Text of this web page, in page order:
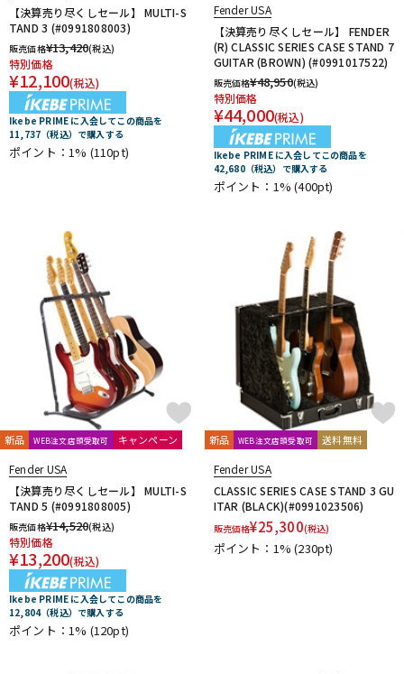
【決算売り尽くしセール】 MULTI-S
TAND 3 (#0991808003)
販売価格¥13,420(税込)
特別価格
¥12,100(税込)
Ikebe PRIME に入会してこの商品を
11,737（税込）で購入する
ポイント：1% (110pt)
Fender USA
【決算売り尽くしセール】 FENDER
(R) CLASSIC SERIES CASE STAND 7
GUITAR (BROWN) (#0991017522)
販売価格¥48,950(税込)
特別価格
¥44,000(税込)
Ikebe PRIME に入会してこの商品を
42,680（税込）で購入する
ポイント：1%(400pt)
新品 WEB注文店頭受取可 キャンペーン
Fender USA
【決算売り尽くしセール】 MULTI-S
TAND 5 (#0991808005)
販売価格¥14,520(税込)
特別価格
¥13,200(税込)
Ikebe PRIME に入会してこの商品を
12,804（税込）で購入する
ポイント：1% (120pt)
新品 WEB注文店頭受取可 送料無料
Fender USA
CLASSIC SERIES CASE STAND 3 GU
ITAR (BLACK)(#0991023506)
販売価格¥25,300(税込)
ポイント：1%(230pt)